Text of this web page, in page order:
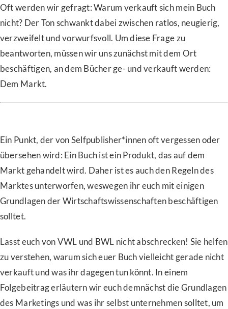
Oft werden wir gefragt: Warum verkauft sich mein Buch
nicht? Der Ton schwankt dabei zwischen ratlos, neugierig,
verzweifelt und vorwurfsvoll. Um diese Frage zu
beantworten, müssen wir uns zunächst mit dem Ort
beschäftigen, an dem Bücher ge- und verkauft werden:
Dem Markt.
Ein Punkt, der von Selfpublisher*innen oft vergessen oder
übersehen wird: Ein Buch ist ein Produkt, das auf dem
Markt gehandelt wird. Daher ist es auch den Regeln des
Marktes unterworfen, weswegen ihr euch mit einigen
Grundlagen der Wirtschaftswissenschaften beschäftigen
solltet.
Lasst euch von VWL und BWL nicht abschrecken! Sie helfen
zu verstehen, warum sich euer Buch vielleicht gerade nicht
verkauft und was ihr dagegen tun könnt. In einem
Folgebeitrag erläutern wir euch demnächst die Grundlagen
des Marketings und was ihr selbst unternehmen solltet, um